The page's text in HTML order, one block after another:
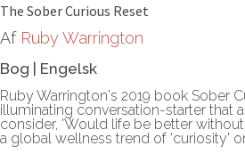
The Sober Curious Reset
Af Ruby Warrington
Bog | Engelsk
Ruby Warrington's 2019 book Sober
illuminating conversation-starter that
consider, 'Would life be better
a global wellness trend of 'curiosity'